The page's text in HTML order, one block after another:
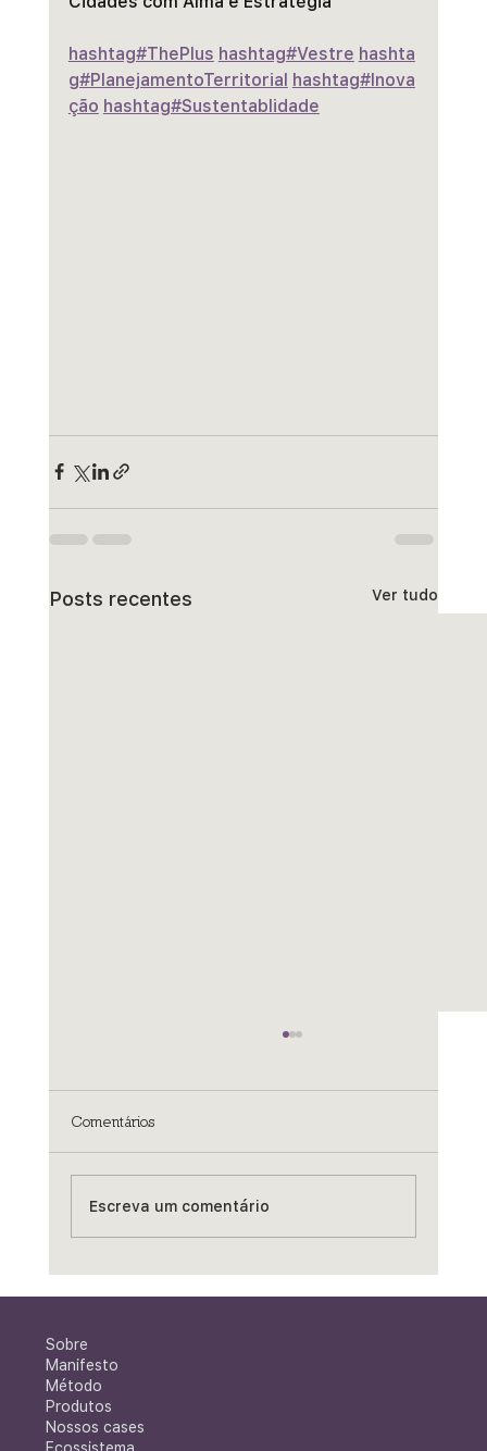
hashtag#ThePlus hashtag#Vestre hashta
g#PlanejamentoTerritorial hashtag#Inova
ção hashtag#Sustentablidade
Posts recentes Ver tudo
Comentários
Escreva um comentário
Sobre
Manifesto
Método
Produtos
Nossos cases